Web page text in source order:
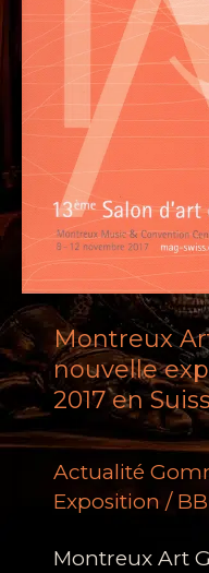
Montreux
nouvelle
2017 en
Actualité
Exposition / BB
Montreux Art